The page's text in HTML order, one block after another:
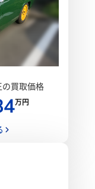
の買取価格
万円